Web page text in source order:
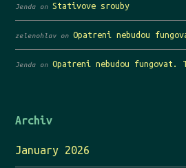
Jenda onStativove srouby
zelenohlav onOpatreni nebudou
Jenda onOpatreni nebudou fungovat.
Archiv
January 2026